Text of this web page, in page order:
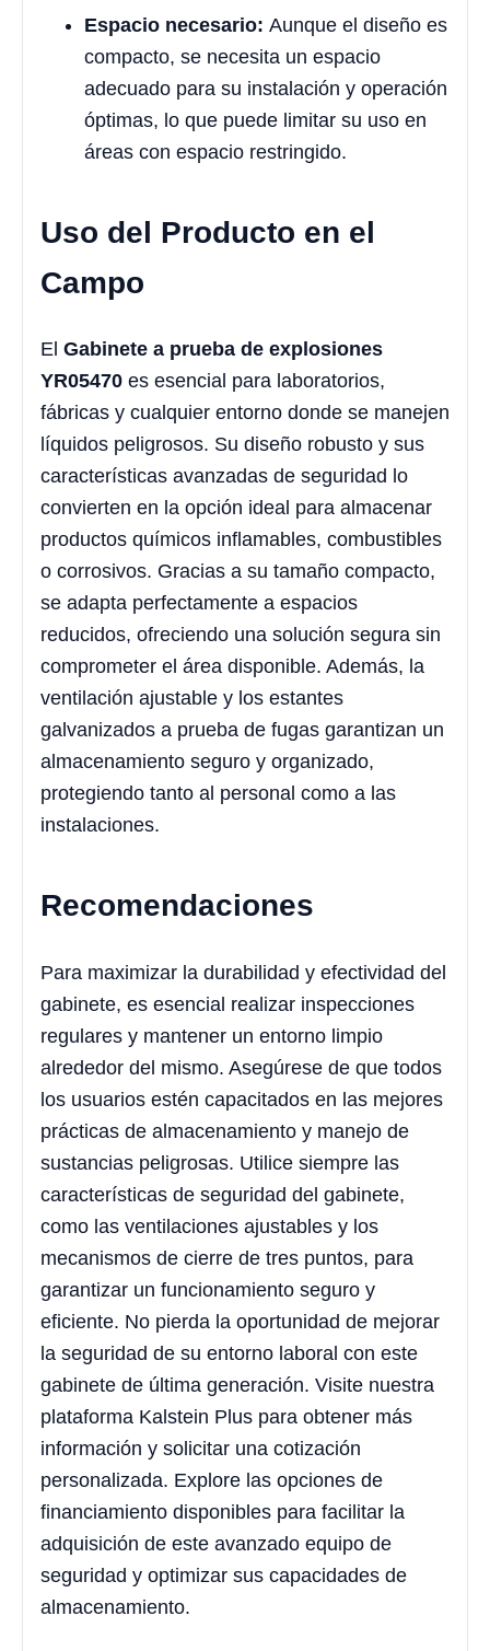
Espacio necesario: Aunque el diseño es
compacto, se necesita un espacio
adecuado para su instalación y operación
óptimas, lo que puede limitar su uso en
áreas con espacio restringido.
Uso del Producto en el
Campo
El Gabinete a prueba de explosiones
YR05470 es esencial para laboratorios,
fábricas y cualquier entorno donde se manejen
líquidos peligrosos. Su diseño robusto y sus
características avanzadas de seguridad lo
convierten en la opción ideal para almacenar
productos químicos inflamables, combustibles
o corrosivos. Gracias a su tamaño compacto,
se adapta perfectamente a espacios
reducidos, ofreciendo una solución segura sin
comprometer el área disponible. Además, la
ventilación ajustable y los estantes
galvanizados a prueba de fugas garantizan un
almacenamiento seguro y organizado,
protegiendo tanto al personal como a las
instalaciones.
Recomendaciones
Para maximizar la durabilidad y efectividad del
gabinete, es esencial realizar inspecciones
regulares y mantener un entorno limpio
alrededor del mismo. Asegúrese de que todos
los usuarios estén capacitados en las mejores
prácticas de almacenamiento y manejo de
sustancias peligrosas. Utilice siempre las
características de seguridad del gabinete,
como las ventilaciones ajustables y los
mecanismos de cierre de tres puntos, para
garantizar un funcionamiento seguro y
eficiente. No pierda la oportunidad de mejorar
la seguridad de su entorno laboral con este
gabinete de última generación. Visite nuestra
plataforma Kalstein Plus para obtener más
información y solicitar una cotización
personalizada. Explore las opciones de
financiamiento disponibles para facilitar la
adquisición de este avanzado equipo de
seguridad y optimizar sus capacidades de
almacenamiento.